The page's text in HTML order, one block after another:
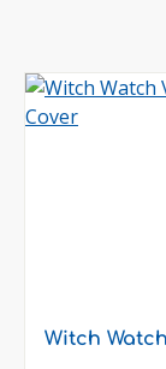
Witch